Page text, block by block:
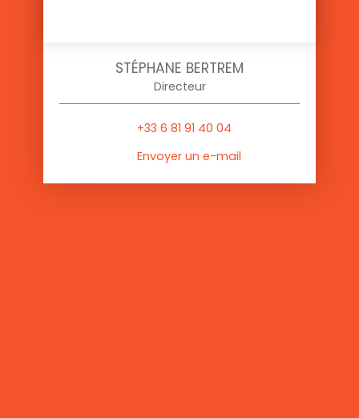
STÉPHANE BERTREM
Directeur
+33 6 81 91 40 04
Envoyer un e-mail